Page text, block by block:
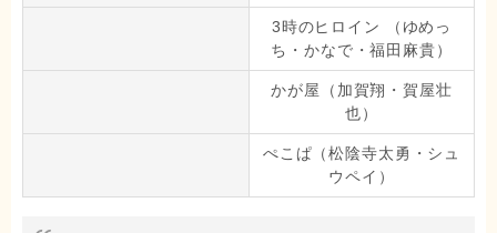
3時のヒロイン （ゆめっ
ち・かなで・福田麻貴）
かが屋（加賀翔・賀屋壮
也）
ぺこぱ（松陰寺太勇・シュ
ウペイ）